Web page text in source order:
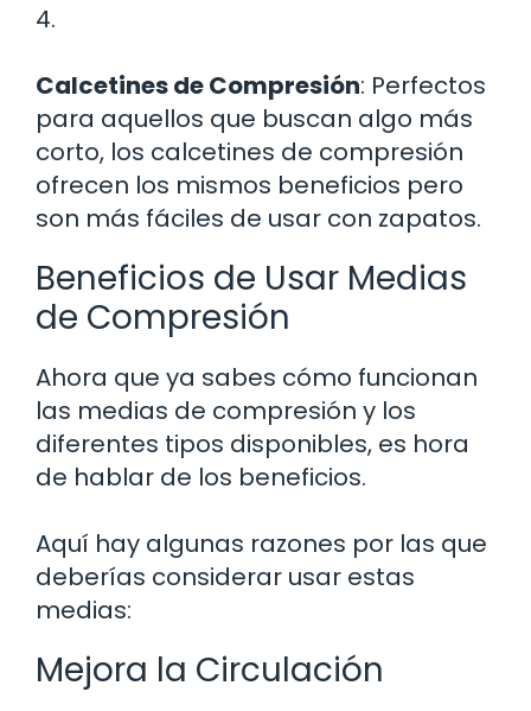
4.
Calcetines de Compresión: Perfectos
para aquellos que buscan algo más
corto, los calcetines de compresión
ofrecen los mismos beneficios pero
son más fáciles de usar con zapatos.
Beneficios de Usar Medias
de Compresión
Ahora que ya sabes cómo funcionan
las medias de compresión y los
diferentes tipos disponibles, es hora
de hablar de los beneficios.
Aquí hay algunas razones por las que
deberías considerar usar estas
medias:
Mejora la Circulación